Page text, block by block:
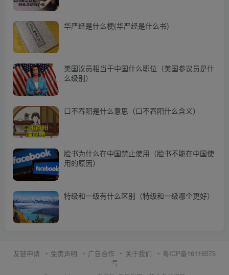
华严经是什么梗(华严经是什么书)
美国议员相当于中国什么职位（美国参议员是什
么级别）
口不吞阳是什么意思（口不吞阳什么含义）
脸书为什么在中国禁止使用（脸书不能在中国使
用的原因）
特级和一级有什么区别（特级和一级哪个更好）
友链申请 免责声明 广告合作 关于我们
粤ICP备16116575
号